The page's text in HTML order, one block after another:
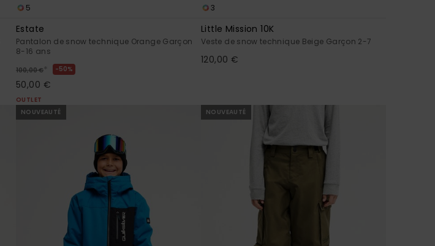
5
Estate
Pantalon de snow technique Orange Garçon
8-16 ans
100,00 € * 50%
50,00 €
OUTLET
3
Little Mission 10K
Veste de snow technique Beige Garçon 2-7
120,00 €
NOUVEAUTÉ NOUVEAUTÉ